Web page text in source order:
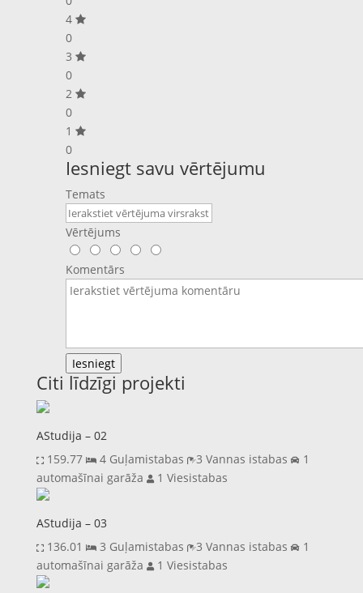
4
0
3
0
2
0
1
0
Iesniegt savu vērtējumu
Temats
Vērtējums
Komentārs
Iesniegt
Citi līdzīgi projekti
AStudija – 02
159.77
4 Guļamistabas 3 Vannas istabas 1
automašīnai garāža
1 Viesistabas
AStudija – 03
136.01
3 Guļamistabas 3 Vannas istabas 1
automašīnai garāža
1 Viesistabas